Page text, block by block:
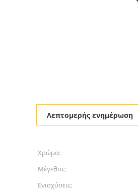
Λεπτομερής ενημέρωση
Χρώμα:
Μέγεθος:
Ενισχύσεις: